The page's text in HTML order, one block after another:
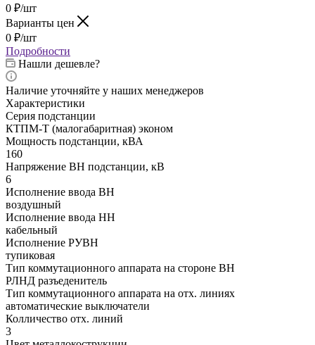
0 ₽/шт
Варианты цен
0 ₽/шт
Подробности
Нашли дешевле?
Наличие уточняйте у наших менеджеров
Характеристики
Серия подстанции
КТПM-T (малогабаритная) эконом
Мощность подстанции, кВА
160
Напряжение ВН подстанции, кВ
6
Исполнение ввода ВН
воздушный
Исполнение ввода НН
кабельный
Исполнение РУВН
тупиковая
Тип коммутационного аппарата на стороне ВН
РЛНД разъеденитель
Тип коммутационного аппарата на отх. линиях
автоматические выключатели
Колличество отх. линий
3